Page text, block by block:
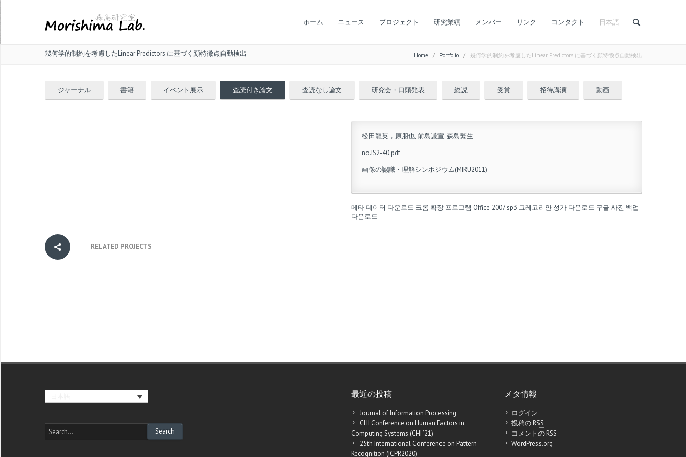
ホーム ニュース プロジェクト 研究業績 メンバー リンク コンタクト 日本語
幾何学的制約を考慮したLinear Predictors に基づく顔特徴点自動検出 Home / Portfolio / 幾何学的制約を考慮したLinear Predictors に基づく顔特徴点自動検出
ジャーナル 書籍 イベント展示 査読付き論文 査読なし論文 研究会・口頭発表 総説 受賞 招待講演 動画
松田龍英，原朋也, 前島謙宣, 森島繁生
no.IS2-40.pdf
画像の認識・理解シンポジウム(MIRU2011)
메타 데이터 다운로드 크롬 확장 프로그램 Office 2007 sp3 그레고리안 성가 다운로드 구글 사진 백업
다운로드
RELATED PROJECTS
最近の投稿
Journal of Information Processing
CHI Conference on Human Factors in
Computing Systems (CHI ’21)
25th International Conference on Pattern
Recognition (ICPR2020)
メタ情報
ログイン
投稿のRSS
コメントのRSS
WordPress.org